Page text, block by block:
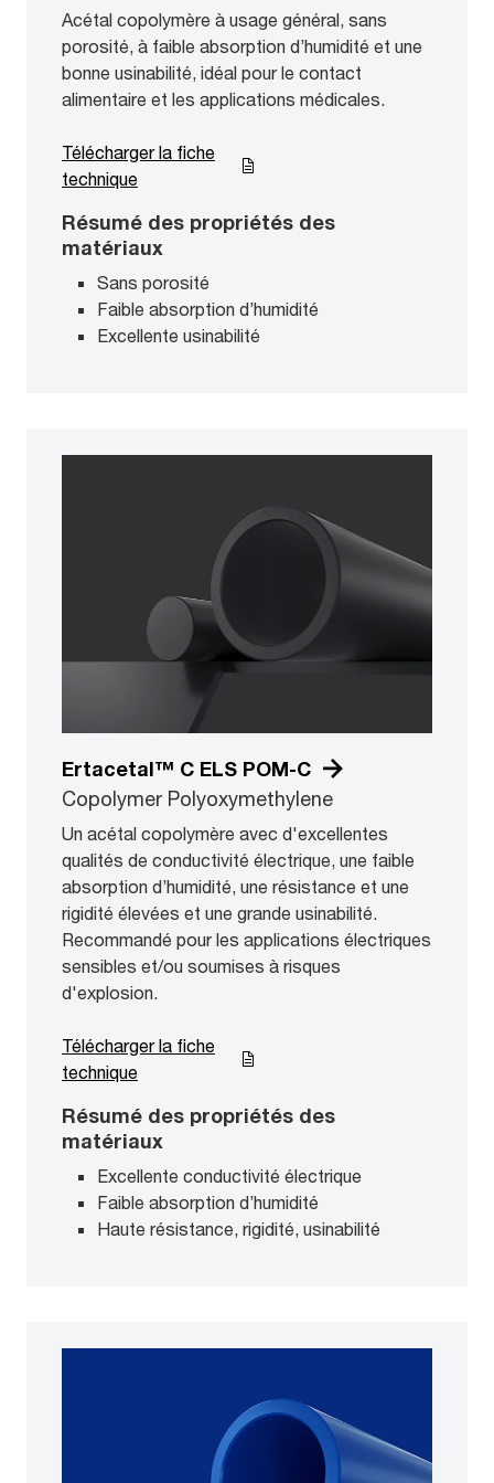
Acétal copolymère à usage général, sans
porosité, à faible absorption d’humidité et une
bonne usinabilité, idéal pour le contact
alimentaire et les applications médicales.
Résumé des propriétés des
matériaux
Sans porosité
Faible absorption d’humidité
Excellente usinabilité
Télécharger la fiche
technique
Ertacetal™ C ELS POM-C
Copolymer Polyoxymethylene
Un acétal copolymère avec d'excellentes
qualités de conductivité électrique, une faible
absorption d’humidité, une résistance et une
rigidité élevées et une grande usinabilité.
Recommandé pour les applications électriques
sensibles et/ou soumises à risques
d'explosion.
Résumé des propriétés des
matériaux
Excellente conductivité électrique
Faible absorption d’humidité
Haute résistance, rigidité, usinabilité
Télécharger la fiche
technique